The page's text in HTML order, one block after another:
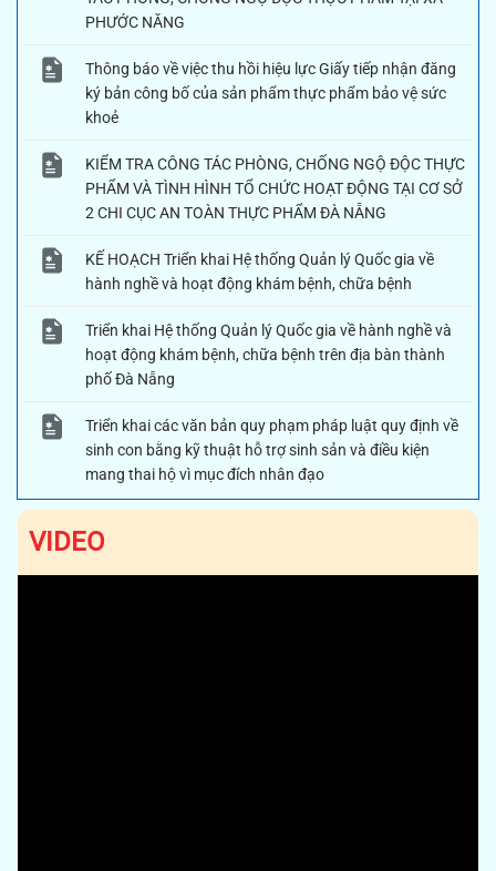
PHƯỚC NĂNG
Thông báo về việc thu hồi hiệu lực Giấy tiếp nhận đăng
ký bản công bố của sản phẩm thực phẩm bảo vệ sức
khoẻ
KIỂM TRA CÔNG TÁC PHÒNG, CHỐNG NGỘ ĐỘC THỰC
PHẨM VÀ TÌNH HÌNH TỔ CHỨC HOẠT ĐỘNG TẠI CƠ SỞ
2 CHI CỤC AN TOÀN THỰC PHẨM ĐÀ NẴNG
KẾ HOẠCH Triển khai Hệ thống Quản lý Quốc gia về
hành nghề và hoạt động khám bệnh, chữa bệnh
Triển khai Hệ thống Quản lý Quốc gia về hành nghề và
hoạt động khám bệnh, chữa bệnh trên địa bàn thành
phố Đà Nẵng
Triển khai các văn bản quy phạm pháp luật quy định về
sinh con bằng kỹ thuật hỗ trợ sinh sản và điều kiện
mang thai hộ vì mục đích nhân đạo
VIDEO